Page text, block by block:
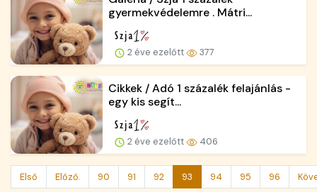
gyermekvédelemre . Mátri...
2 éve ezelőtt 377
Cikkek / Adó 1 százalék felajánlás -
egy kis segít...
2 éve ezelőtt 406
Első Előző. 90 91 92 93 94 95 96